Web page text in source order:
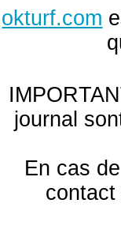
okturf.com
journal
En cas